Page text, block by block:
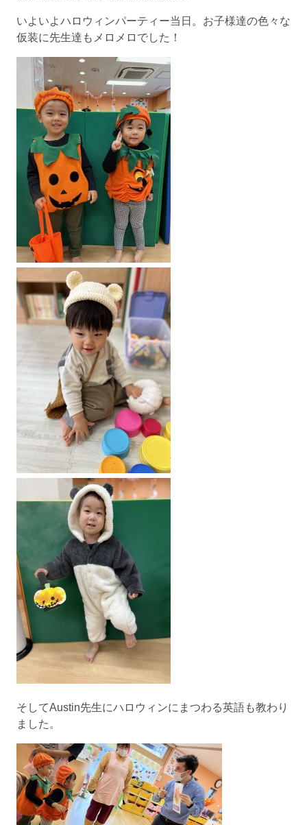
いよいよハロウィンパーティー当日。お子様達の色々な
仮装に先生達もメロメロでした！
そしてAustin先生にハロウィンにまつわる英語も教わり
ました。